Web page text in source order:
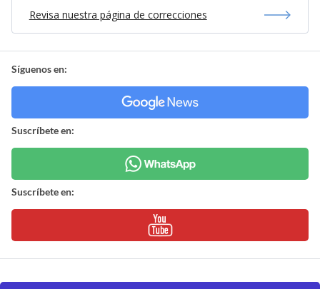
Revisa nuestra página de correcciones
Síguenos en:
Suscríbete en:
Suscríbete en: